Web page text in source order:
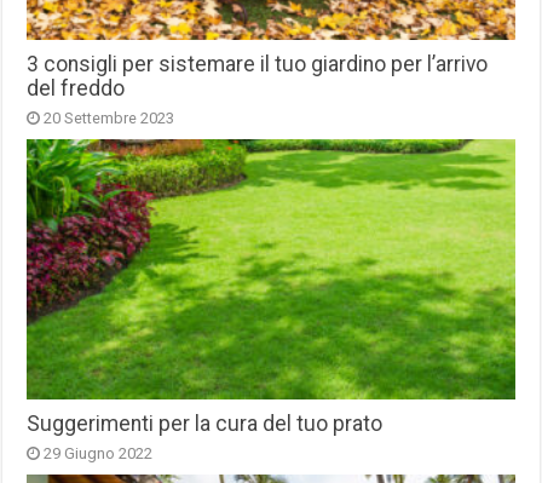
3 consigli per sistemare il tuo giardino per l’arrivo
del freddo
20 Settembre 2023
Suggerimenti per la cura del tuo prato
29 Giugno 2022